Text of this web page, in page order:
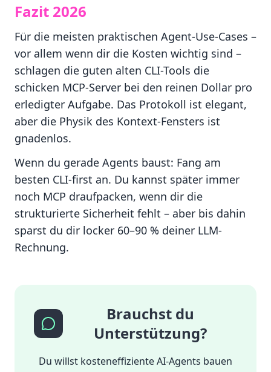
Fazit 2026
Für die meisten praktischen Agent-Use-Cases –
vor allem wenn dir die Kosten wichtig sind –
schlagen die guten alten CLI-Tools die
schicken MCP-Server bei den reinen Dollar pro
erledigter Aufgabe. Das Protokoll ist elegant,
aber die Physik des Kontext-Fensters ist
gnadenlos.
Wenn du gerade Agents baust: Fang am
besten CLI-first an. Du kannst später immer
noch MCP draufpacken, wenn dir die
strukturierte Sicherheit fehlt – aber bis dahin
sparst du dir locker 60–90 % deiner LLM-
Rechnung.
Brauchst du
Unterstützung?
Du willst kosteneffiziente AI-Agents bauen